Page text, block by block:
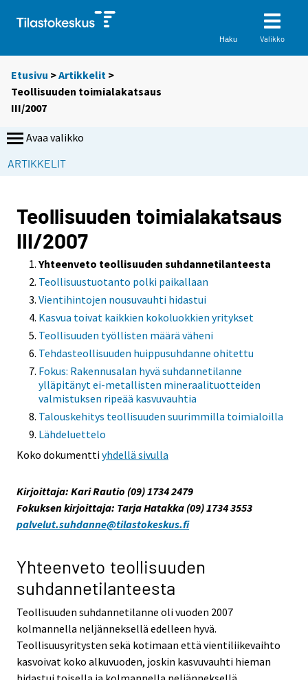
Haku Valikko
Etusivu >Artikkelit >
Teollisuuden toimialakatsaus
III/2007
Avaa valikko
ARTIKKELIT
Teollisuuden toimialakatsaus
III/2007
Yhteenveto teollisuuden suhdannetilanteesta
Teollisuustuotanto polki paikallaan
Vientihintojen nousuvauhti hidastui
Kasvua toivat kaikkien kokoluokkien yritykset
Teollisuuden työllisten määrä väheni
Tehdasteollisuuden huippusuhdanne ohitettu
Fokus: Rakennusalan hyvä suhdannetilanne
ylläpitänyt ei-metallisten mineraalituotteiden
valmistuksen ripeää kasvuvauhtia
Talouskehitys teollisuuden suurimmilla toimialoilla
Lähdeluettelo
Koko dokumenttiyhdellä sivulla
Kirjoittaja: Kari Rautio (09) 1734 2479
Fokuksen kirjoittaja: Tarja Hatakka (09) 1734 3553
palvelut.suhdanne@tilastokeskus.fi
Yhteenveto teollisuuden
suhdannetilanteesta
Teollisuuden suhdannetilanne oli vuoden 2007
kolmannella neljänneksellä edelleen hyvä.
Teollisuusyritysten sekä kotimaan että vientiliikevaihto
kasvoivat koko alkuvuoden, joskin kasvuvauhti hieman